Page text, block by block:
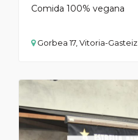
Comida 100% vegana
Gorbea 17, Vitoria-Gasteiz